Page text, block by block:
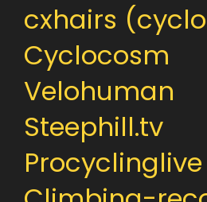
cxhairs
Cyclocosm
Velohuman
Steephill.tv
Procyclinglive